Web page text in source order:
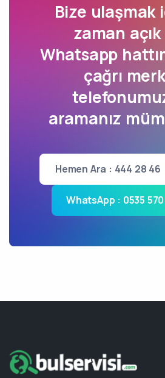
Bize ulaşmak
zaman
Whatsapp
çağrı
aramanız
Hemen Ara : 444 28 46
WhatsApp : 0535 570